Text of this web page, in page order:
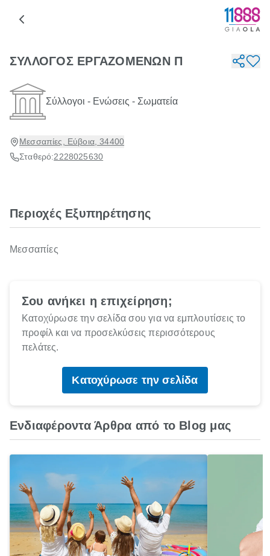
ΣΥΛΛΟΓΟΣ ΕΡΓΑΖΟΜΕΝΩΝ Π
Σύλλογοι - Ενώσεις - Σωματεία
Μεσσαπίες, Εύβοια, 34400
Σταθερό:2228025630
Περιοχές Εξυπηρέτησης
Μεσσαπίες
Σου ανήκει η επιχείρηση;
Κατοχύρωσε την σελίδα σου για να εμπλουτίσεις το
προφίλ και να προσελκύσεις περισσότερους
πελάτες.
Κατοχύρωσε την σελίδα
Ενδιαφέροντα Άρθρα από το Blog μας